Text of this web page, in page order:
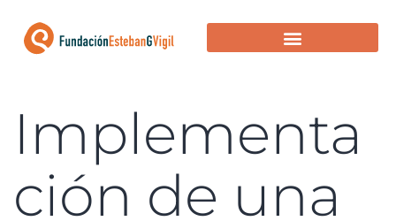
Implementa
ción de una